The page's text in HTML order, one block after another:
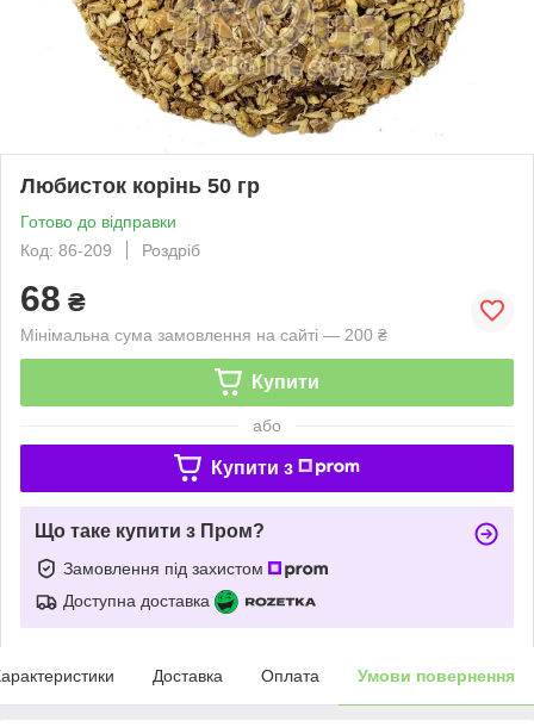
Любисток корінь 50 гр
Готово до відправки
Код: 86-209
Роздріб
68 ₴
Мінімальна сума замовлення на сайті — 200 ₴
Купити
або
Купити з
Що таке купити з Пром?
Замовлення під захистом
Доступна доставка
Доставка Оплата Умови повернення